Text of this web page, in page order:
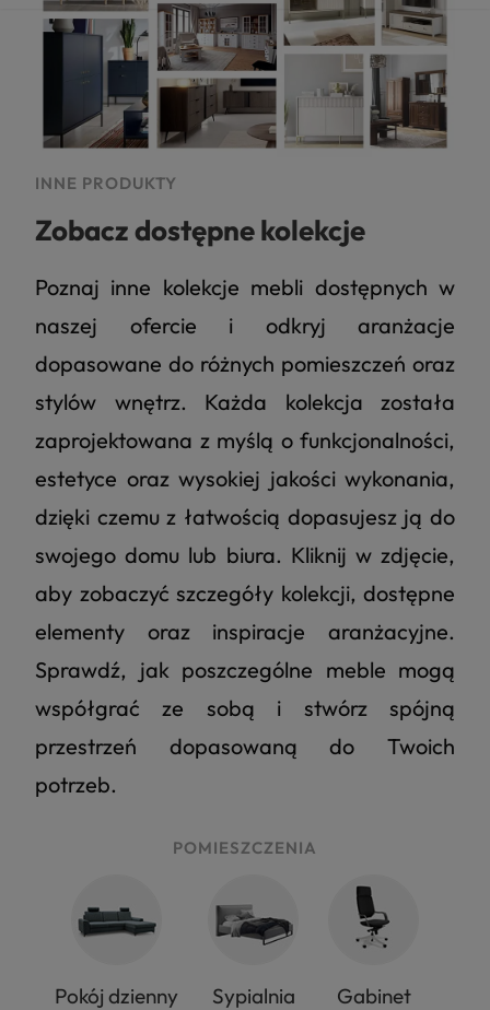
INNE PRODUKTY
Zobacz dostępne kolekcje
Poznaj inne kolekcje mebli dostępnych w
naszej ofercie i odkryj aranżacje
dopasowane do różnych pomieszczeń oraz
stylów wnętrz. Każda kolekcja została
zaprojektowana z myślą o funkcjonalności,
estetyce oraz wysokiej jakości wykonania,
dzięki czemu z łatwością dopasujesz ją do
swojego domu lub biura. Kliknij w zdjęcie,
aby zobaczyć szczegóły kolekcji, dostępne
elementy oraz inspiracje aranżacyjne.
Sprawdź, jak poszczególne meble mogą
współgrać ze sobą i stwórz spójną
przestrzeń dopasowaną do Twoich
potrzeb.
POMIESZCZENIA
Pokój dzienny Sypialnia Gabinet